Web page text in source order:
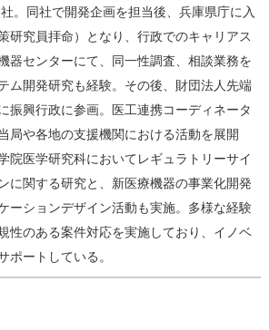
。同社で開発企画を担当後、兵庫県庁に入
研究員拝命）となり、行政でのキャリアス
器センターにて、同一性調査、相談業務を
ム開発研究も経験。その後、財団法人先端
振興行政に参画。医工連携コーディネータ
局や各地の支援機関における活動を展開
院医学研究科においてレギュラトリーサイ
に関する研究と、新医療機器の事業化開発
ーションデザイン活動も実施。多様な経験
性のある案件対応を実施しており、イノベ
ポートしている。